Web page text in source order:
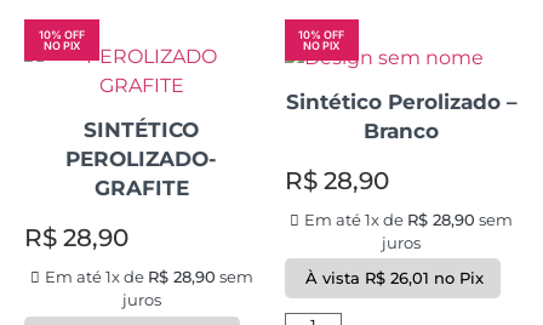
10% OFF
NO PIX
SINTÉTICO
PEROLIZADO-
GRAFITE
R$ 28,90
Em até 1x de R$28,90 sem
juros
10% OFF
NO PIX
Sintético Perolizado –
Branco
R$28,90
Em até 1x de R$ 28,90 sem
juros
À vista R$ 26,01 no Pix